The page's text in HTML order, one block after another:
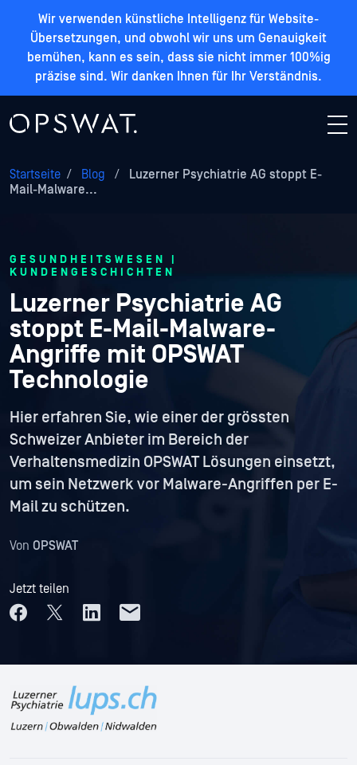
Wir verwenden künstliche Intelligenz für Website-
Übersetzungen, und obwohl wir uns um Genauigkeit
bemühen, kann es sein, dass sie nicht immer 100%ig
präzise sind. Wir danken Ihnen für Ihr Verständnis.
Startseite / Blog /
Luzerner Psychiatrie AG stoppt E-
Mail-Malware...
GESUNDHEITSWESEN |
KUNDENGESCHICHTEN
Luzerner Psychiatrie AG
stoppt E-Mail-Malware-
Angriffe mit OPSWAT
Technologie
Hier erfahren Sie, wie einer der grössten
Schweizer Anbieter im Bereich der
Verhaltensmedizin OPSWAT Lösungen einsetzt,
um sein Netzwerk vor Malware-Angriffen per E-
Mail zu schützen.
Von OPSWAT
Jetzt teilen